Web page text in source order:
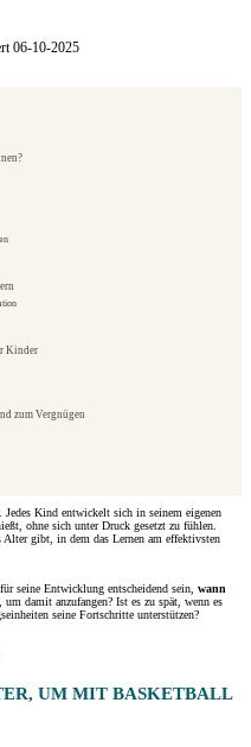
06-10-2025
Kinder
zum Vergnügen
Kind entwickelt sich in seinem eigenen
ohne sich unter Druck gesetzt zu fühlen.
gibt, in dem das Lernen am effektivsten
seine Entwicklung entscheidend sein, wann
um damit anzufangen? Ist es zu spät, wenn es
seine Fortschritte unterstützen?
UM MIT BASKETBALL